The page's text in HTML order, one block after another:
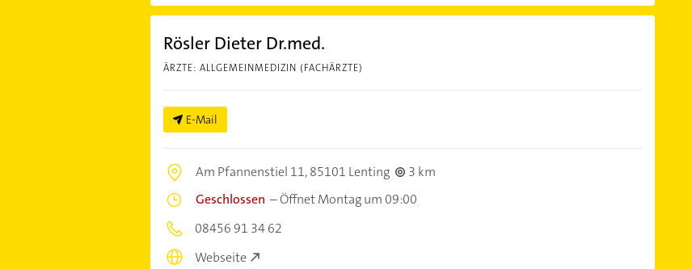
Rösler Dieter Dr.med.
ÄRZTE: ALLGEMEINMEDIZIN (FACHÄRZTE)
E-Mail
Am Pfannenstiel 11,85101 Lenting
3 km
Geschlossen –Öffnet Montag um 09:00
08456 91 34 62
Webseite